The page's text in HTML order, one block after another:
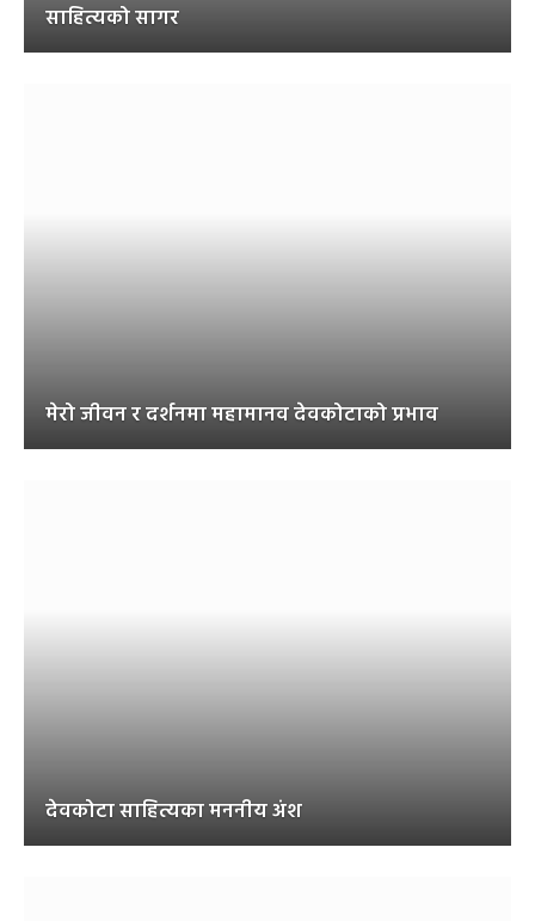
साहित्यको सागर
मेरो जीवन र दर्शनमा महामानव देवकोटाको प्रभाव
देवकोटा साहित्यका मननीय अंश